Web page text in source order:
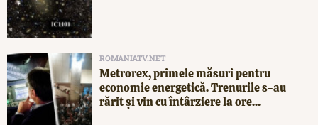
ROMANIATV.NET
Metrorex, primele măsuri pentru
economie energetică. Trenurile s-au
rărit și vin cu întârziere la ore...